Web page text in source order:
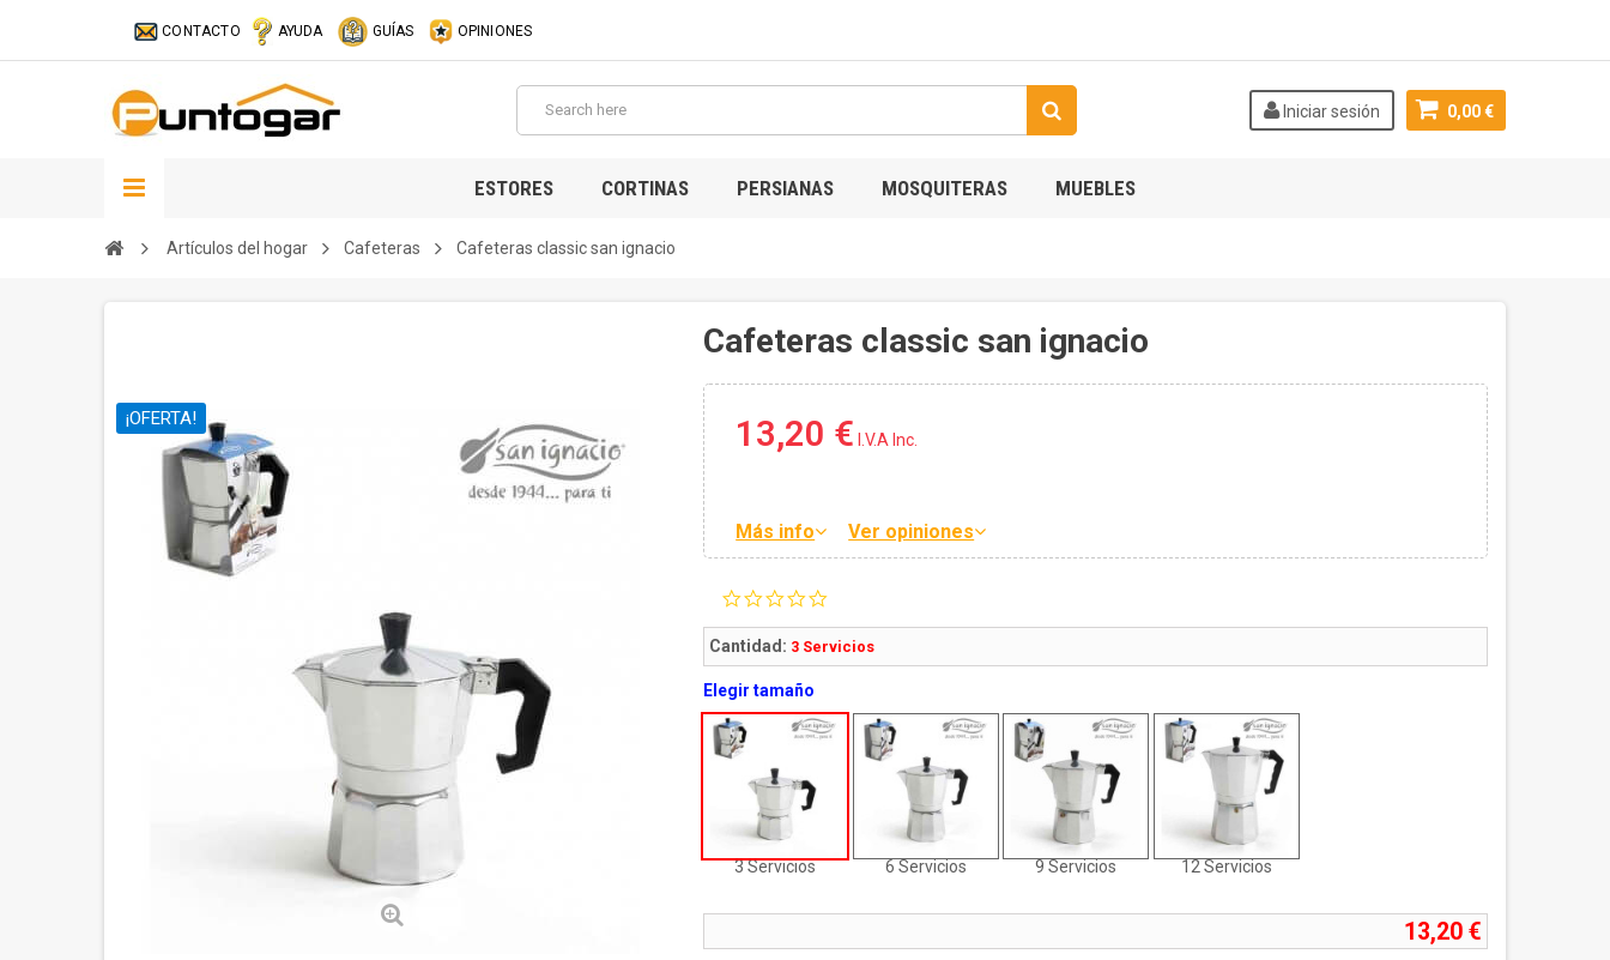
CONTACTO AYUDA GUÍAS OPINIONES
0,00 €
Iniciar sesión
ESTORES CORTINAS PERSIANAS MOSQUITERAS MUEBLES
Artículos del hogar Cafeteras Cafeteras classic san ignacio
¡OFERTA!
Cafeteras classic san ignacio
13,20 € I.V.A Inc.
Más info Ver opiniones
rating
Cantidad: 3 Servicios
Elegir tamaño
3 Servicios 6 Servicios 9 Servicios 12 Servicios
13,20 €